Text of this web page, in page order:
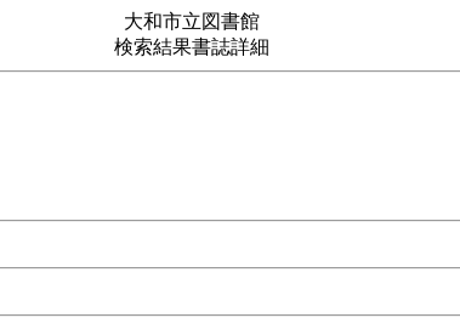
大和市立図書館
検索結果書誌詳細